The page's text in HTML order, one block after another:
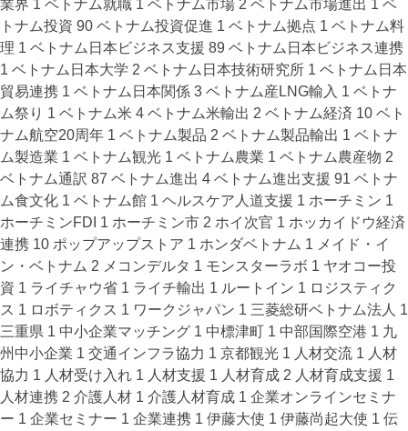
業界 1 ベトナム就職 1 ベトナム市場 2 ベトナム市場進出 1 ベ
トナム投資 90 ベトナム投資促進 1 ベトナム拠点 1 ベトナム料
理 1 ベトナム日本ビジネス支援 89 ベトナム日本ビジネス連携
1 ベトナム日本大学 2 ベトナム日本技術研究所 1 ベトナム日本
貿易連携 1 ベトナム日本関係 3 ベトナム産LNG輸入 1 ベトナ
ム祭り 1 ベトナム米 4 ベトナム米輸出 2 ベトナム経済 10 ベト
ナム航空20周年 1 ベトナム製品 2 ベトナム製品輸出 1 ベトナ
ム製造業 1 ベトナム観光 1 ベトナム農業 1 ベトナム農産物 2
ベトナム通訳 87 ベトナム進出 4 ベトナム進出支援 91 ベトナ
ム食文化 1 ベトナム館 1 ヘルスケア人道支援 1 ホーチミン 1
ホーチミンFDI 1 ホーチミン市 2 ホイ次官 1 ホッカイドウ経済
連携 10 ポップアップストア 1 ホンダベトナム 1 メイド・イ
ン・ベトナム 2 メコンデルタ 1 モンスターラボ 1 ヤオコー投
資 1 ライチャウ省 1 ライチ輸出 1 ルートイン 1 ロジスティク
ス 1 ロボティクス 1 ワークジャパン 1 三菱総研ベトナム法人 1
三重県 1 中小企業マッチング 1 中標津町 1 中部国際空港 1 九
州中小企業 1 交通インフラ協力 1 京都観光 1 人材交流 1 人材
協力 1 人材受け入れ 1 人材支援 1 人材育成 2 人材育成支援 1
人材連携 2 介護人材 1 介護人材育成 1 企業オンラインセミナ
ー 1 企業セミナー 1 企業連携 1 伊藤大使 1 伊藤尚起大使 1 伝